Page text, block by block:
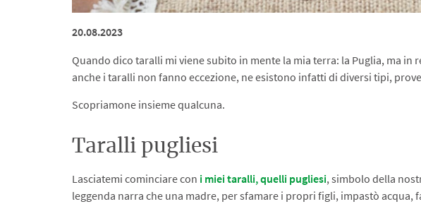
20.08.2023
Quando dico taralli mi viene subito in mente la mia terra: la Puglia, ma
anche i taralli non fanno eccezione, ne esistono infatti di diversi tipi,
Scopriamone insieme qualcuna.
Taralli pugliesi
Lasciatemi cominciare con i miei taralli, quelli pugliesi, simbolo della
leggenda narra che una madre, per sfamare i propri figli, impastò